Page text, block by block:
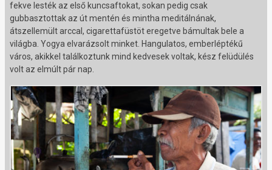
fekve lesték az első kuncsaftokat, sokan pedig csak
gubbasztottak az út mentén és mintha meditálnának,
átszellemült arccal, cigarettafüstöt eregetve bámultak bele a
világba. Yogya elvarázsolt minket. Hangulatos, emberléptékű
város, akikkel találkoztunk mind kedvesek voltak, kész felüdülés
volt az elmúlt pár nap.